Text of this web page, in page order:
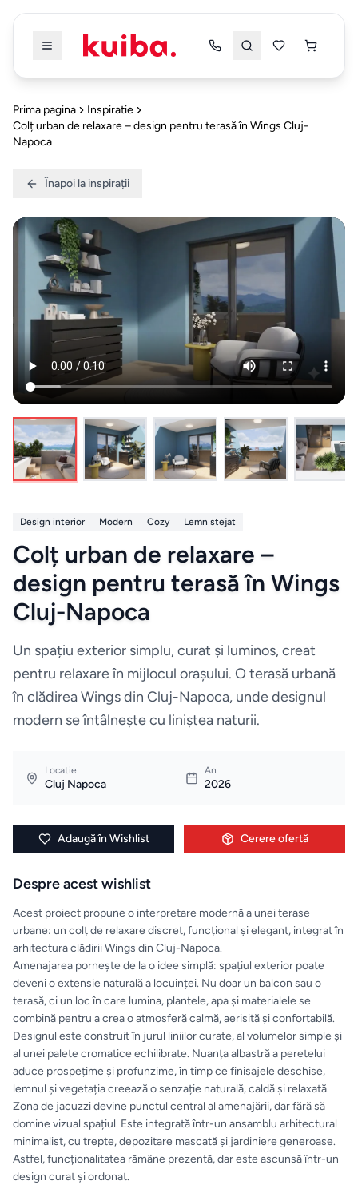
TOATE
Dressing & Dormitor
5
Bucatarie & Dining
4
Alte Categorii
5
Electrocasnice
Home & Deco
10
Zona Living
5
TOATE
&
Mobilier
Dressing
Paturi
Saltele
de
machiaj
BUCATARIE
DINING
Chiuvete
& Baterii
Mobilier
Scaune
CATEGORII
Ceramica
Accesorii
pentru
casă
Evenimente
& Cursuri
Pardoseli
LVT
Prima pagina
Inspiratie
Colț urban de relaxare – design pentru terasă în Wings Cluj-
Napoca
Înapoi la inspirații
Design interior Modern Cozy Lemn stejat
Colț urban de relaxare –
design pentru terasă în Wings
Cluj-Napoca
Un spațiu exterior simplu, curat și luminos, creat
pentru relaxare în mijlocul orașului. O terasă urbană
în clădirea Wings din Cluj-Napoca, unde designul
modern se întâlnește cu liniștea naturii.
Locatie
Cluj Napoca
An
2026
Adaugă în Wishlist Cerere ofertă
Despre acest wishlist
Acest proiect propune o interpretare modernă a unei terase
urbane: un colț de relaxare discret, funcțional și elegant, integrat în
arhitectura clădirii Wings din Cluj-Napoca.
Amenajarea pornește de la o idee simplă: spațiul exterior poate
deveni o extensie naturală a locuinței. Nu doar un balcon sau o
terasă, ci un loc în care lumina, plantele, apa și materialele se
combină pentru a crea o atmosferă calmă, aerisită și confortabilă.
Designul este construit în jurul liniilor curate, al volumelor simple și
al unei palete cromatice echilibrate. Nuanța albastră a peretelui
aduce prospețime și profunzime, în timp ce finisajele deschise,
lemnul și vegetația creează o senzație naturală, caldă și relaxată.
Zona de jacuzzi devine punctul central al amenajării, dar fără să
domine vizual spațiul. Este integrată într-un ansamblu arhitectural
minimalist, cu trepte, depozitare mascată și jardiniere generoase.
Astfel, funcționalitatea rămâne prezentă, dar este ascunsă într-un
design curat și ordonat.